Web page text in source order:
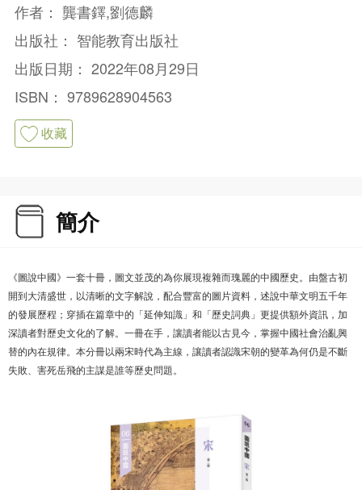
作者： 龔書鐸,劉德麟
出版社： 智能教育出版社
出版日期： 2022年08月29日
ISBN： 9789628904563
收藏
簡介
《圖說中國》一套十冊，圖文並茂的為你展現複雜而瑰麗的中國歷史。由盤古初
開到大清盛世，以清晰的文字解說，配合豐富的圖片資料，述說中華文明五千年
的發展歷程；穿插在篇章中的「延伸知識」和「歷史詞典」更提供額外資訊，加
深讀者對歷史文化的了解。一冊在手，讓讀者能以古見今，掌握中國社會治亂興
替的內在規律。本分冊以兩宋時代為主線，讓讀者認識宋朝的變革為何仍是不斷
失敗、害死岳飛的主謀是誰等歷史問題。